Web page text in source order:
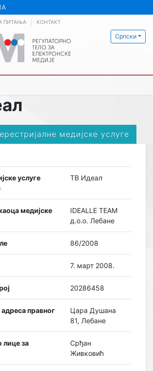
Српски
ПИТАЊА КОНТАКТ
медијске услуге
услуге
ТВ Идеал
медијске
IDEALLE TEAM
д.о.о. Лебане
86/2008
7. март 2008.
20286458
правног
Цара Душана
81, Лебане
за
Срђан
Живковић